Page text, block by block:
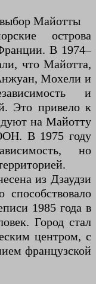
Майотты
острова
В 1974–
что Майотта,
Мохели и
и
Это привело к
на Майотту
В 1975 году
но
из Дзаудзи
1985 года в
Город стал
центром, с
французской